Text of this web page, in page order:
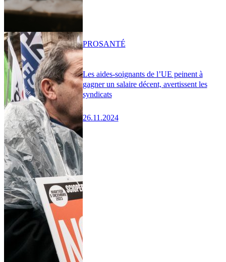
Les aides-soignants de l’UE peinent à
gagner un salaire décent, avertissent les
syndicats
26.11.2024
PROSANTÉ